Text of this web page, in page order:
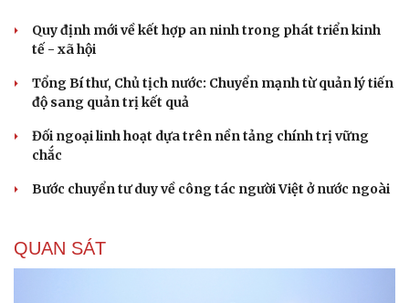
Quy định mới về kết hợp an ninh trong phát triển kinh
tế - xã hội
Tổng Bí thư, Chủ tịch nước: Chuyển mạnh từ quản lý tiến
độ sang quản trị kết quả
Đối ngoại linh hoạt dựa trên nền tảng chính trị vững
chắc
Bước chuyển tư duy về công tác người Việt ở nước ngoài
QUAN SÁT